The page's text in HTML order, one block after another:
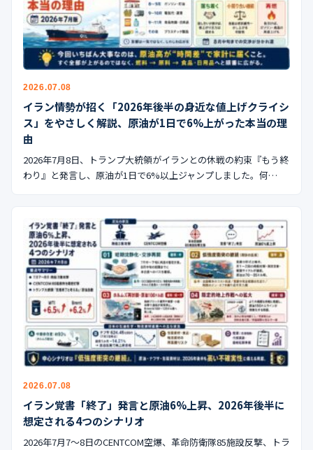
2026.07.08
イラン情勢が招く「2026年後半の身近な値上げクライシ
ス」をやさしく解説、原油が1日で6%上がった本当の理
由
2026年7月8日、トランプ大統領がイランとの休戦の約束『もう終
わり』と発言し、原油が1日で6%以上ジャンプしました。何…
2026.07.08
イラン覚書「終了」発言と原油6%上昇、2026年後半に
想定される4つのシナリオ
2026年7月7〜8日のCENTCOM空爆、革命防衛隊85施設反撃、トラ